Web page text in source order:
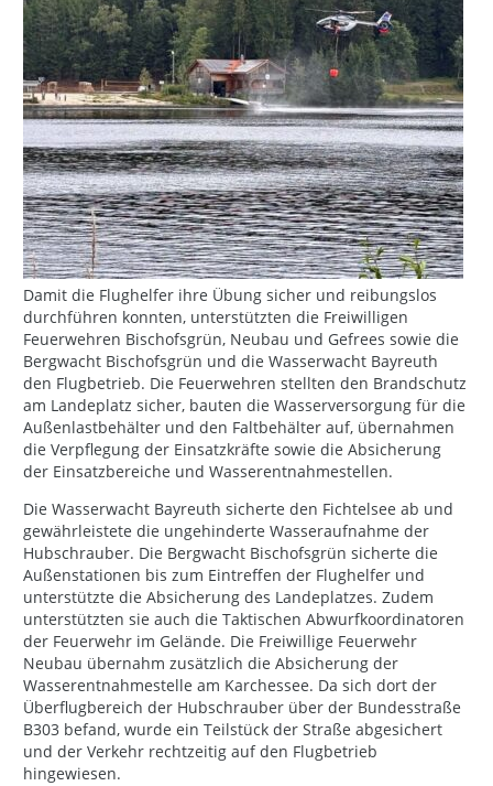
Damit die Flughelfer ihre Übung sicher und reibungslos
durchführen konnten, unterstützten die Freiwilligen
Feuerwehren Bischofsgrün, Neubau und Gefrees sowie die
Bergwacht Bischofsgrün und die Wasserwacht Bayreuth
den Flugbetrieb. Die Feuerwehren stellten den Brandschutz
am Landeplatz sicher, bauten die Wasserversorgung für die
Außenlastbehälter und den Faltbehälter auf, übernahmen
die Verpflegung der Einsatzkräfte sowie die Absicherung
der Einsatzbereiche und Wasserentnahmestellen.
Die Wasserwacht Bayreuth sicherte den Fichtelsee ab und
gewährleistete die ungehinderte Wasseraufnahme der
Hubschrauber. Die Bergwacht Bischofsgrün sicherte die
Außenstationen bis zum Eintreffen der Flughelfer und
unterstützte die Absicherung des Landeplatzes. Zudem
unterstützten sie auch die Taktischen Abwurfkoordinatoren
der Feuerwehr im Gelände. Die Freiwillige Feuerwehr
Neubau übernahm zusätzlich die Absicherung der
Wasserentnahmestelle am Karchessee. Da sich dort der
Überflugbereich der Hubschrauber über der Bundesstraße
B303 befand, wurde ein Teilstück der Straße abgesichert
und der Verkehr rechtzeitig auf den Flugbetrieb
hingewiesen.